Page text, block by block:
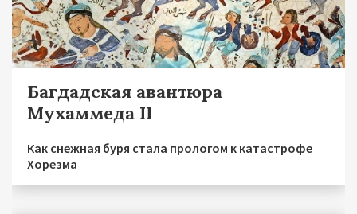
Багдадская авантюра
Мухаммеда II
Как снежная буря стала прологом к катастрофе
Хорезма